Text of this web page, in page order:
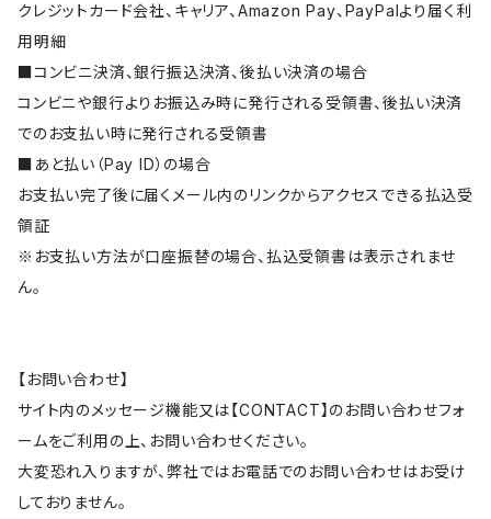
クレジットカード会社、キャリア、Amazon Pay、PayPalより届く利
用明細
■コンビニ決済、銀行振込決済、後払い決済の場合
コンビニや銀行よりお振込み時に発行される受領書、後払い決済
でのお支払い時に発行される受領書
■あと払い（Pay ID）の場合
お支払い完了後に届くメール内のリンクからアクセスできる払込受
領証
※お支払い方法が口座振替の場合、払込受領書は表示されませ
ん。
【お問い合わせ】
サイト内のメッセージ機能又は【CONTACT】のお問い合わせフォ
ームをご利用の上、お問い合わせください。
大変恐れ入りますが、弊社ではお電話でのお問い合わせはお受け
しておりません。